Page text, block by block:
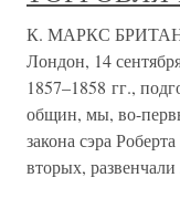
К. МАРКС
Лондон, 14
1857–1858 гг.,
общин, мы, во-
закона сэра
вторых,